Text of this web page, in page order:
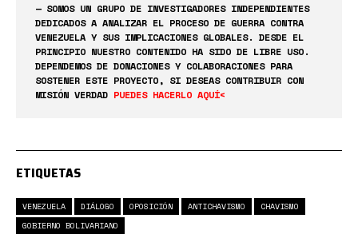
— SOMOS UN GRUPO DE INVESTIGADORES INDEPENDIENTES
DEDICADOS A ANALIZAR EL PROCESO DE GUERRA CONTRA
VENEZUELA Y SUS IMPLICACIONES GLOBALES. DESDE EL
PRINCIPIO NUESTRO CONTENIDO HA SIDO DE LIBRE USO.
DEPENDEMOS DE DONACIONES Y COLABORACIONES PARA
SOSTENER ESTE PROYECTO, SI DESEAS CONTRIBUIR CON
MISIÓN VERDAD PUEDES HACERLO AQUÍ<
ETIQUETAS
VENEZUELA DIÁLOGO OPOSICIÓN ANTICHAVISMO
CHAVISMO
GOBIERNO BOLIVARIANO